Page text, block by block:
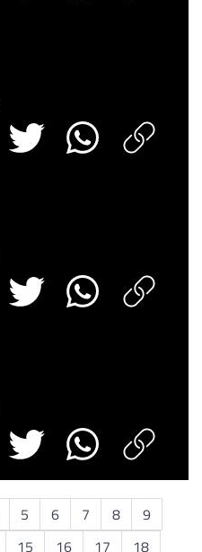
5 6 7 8
9
15 16 17 18